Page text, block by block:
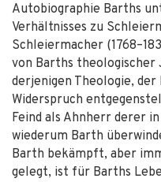
Autobiographie Barths
Verhältnisses zu
Schleiermacher
von Barths theologischer
derjenigen Theologie,
Widerspruch
Feind als Ahnherr derer
wiederum Barth
Barth bekämpft, aber
gelegt, ist für Barths